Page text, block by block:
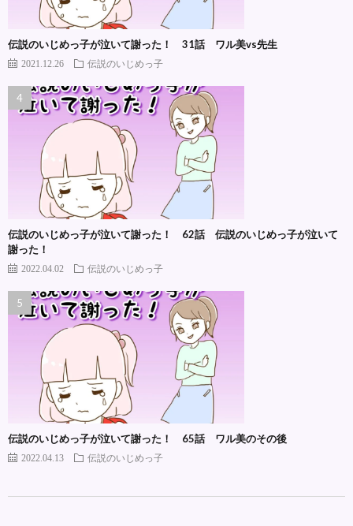
伝説のいじめっ子が泣いて謝った！ 31話 ワル美vs先生
2021.12.26 伝説のいじめっ子
伝説のいじめっ子が泣いて謝った！ 62話 伝説のいじめっ子が泣いて
謝った！
2022.04.02 伝説のいじめっ子
伝説のいじめっ子が泣いて謝った！ 65話 ワル美のその後
2022.04.13 伝説のいじめっ子